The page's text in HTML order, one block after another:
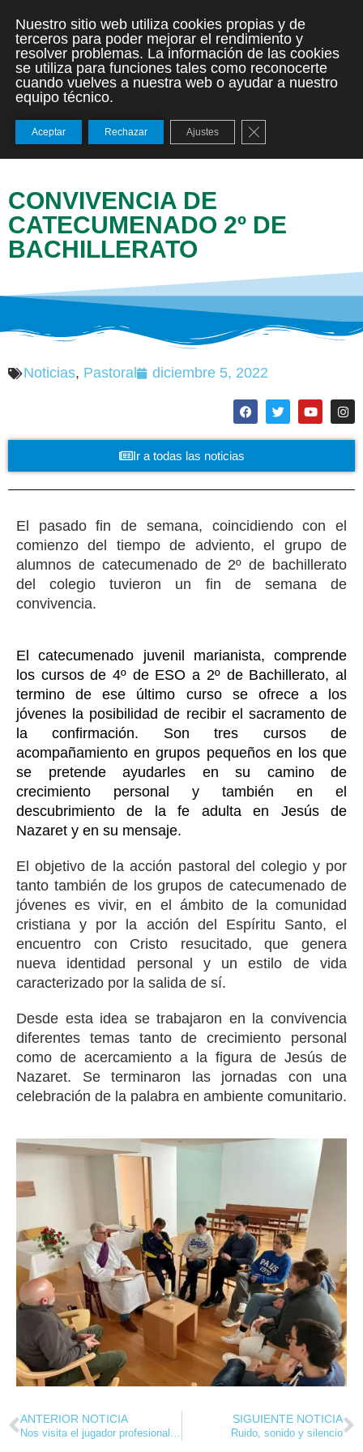
CONVIVENCIA DE
CATECUMENADO 2º DE
BACHILLERATO
Noticias, Pastoral diciembre 5, 2022
Ir a todas las noticias
El pasado fin de semana, coincidiendo con el
comienzo del tiempo de adviento, el grupo de
alumnos de catecumenado de 2º de bachillerato
del colegio tuvieron un fin de semana de
convivencia.
El catecumenado juvenil marianista, comprende
los cursos de 4º de ESO a 2º de Bachillerato, al
termino de ese último curso se ofrece a los
jóvenes la posibilidad de recibir el sacramento de
la confirmación. Son tres cursos de
acompañamiento en grupos pequeños en los que
se pretende ayudarles en su camino de
crecimiento personal y también en el
descubrimiento de la fe adulta en Jesús de
Nazaret y en su mensaje.
El objetivo de la acción pastoral del colegio y por
tanto también de los grupos de catecumenado de
jóvenes es vivir, en el ámbito de la comunidad
cristiana y por la acción del Espíritu Santo, el
encuentro con Cristo resucitado, que genera
nueva identidad personal y un estilo de vida
caracterizado por la salida de sí.
Desde esta idea se trabajaron en la convivencia
diferentes temas tanto de crecimiento personal
como de acercamiento a la figura de Jesús de
Nazaret. Se terminaron las jornadas con una
celebración de la palabra en ambiente comunitario.
ANTERIOR NOTICIA
Nos visita el jugador profesional de golf Chisco Lagarto
SIGUIENTE NOTICIA
Ruido, sonido y silencio
Nuestro sitio web utiliza cookies propias y de
terceros para poder mejorar el rendimiento y
resolver problemas. La información de las cookies
se utiliza para funciones tales como reconocerte
cuando vuelves a nuestra web o ayudar a nuestro
equipo técnico.
Aceptar Rechazar Ajustes Cerrar el banner de